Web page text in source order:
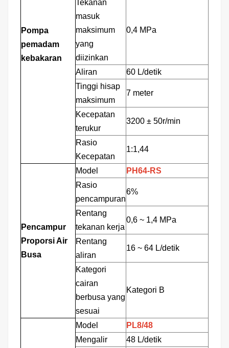
Pompa
pemadam
kebakaran
Tekanan
masuk
maksimum
yang
diizinkan
0,4 MPa
Aliran
60 L/detik
Tinggi hisap
maksimum
7 meter
Kecepatan
terukur
3200 ± 50r/min
Rasio
Kecepatan
1:1,44
Pencampur
Proporsi Air
Busa
Model
PH64-RS
Rasio
pencampuran
6%
Rentang
tekanan kerja
0,6 ~ 1,4 MPa
Rentang
aliran
16 ~ 64 L/detik
Kategori
cairan
berbusa yang
sesuai
Kategori B
Model
PL8/48
Mengalir
48 L/detik